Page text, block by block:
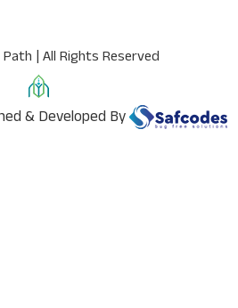
| All Rights Reserved
& Developed By